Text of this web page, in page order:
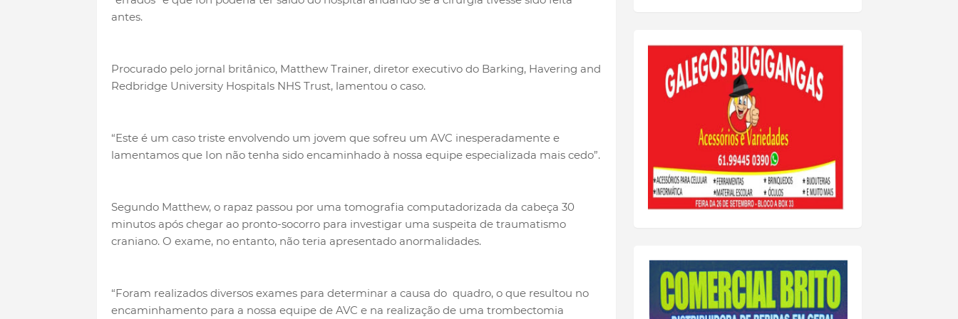
antes.
Procurado pelo jornal britânico, Matthew Trainer, diretor executivo do Barking, Havering and
Redbridge University Hospitals NHS Trust, lamentou o caso.
“Este é um caso triste envolvendo um jovem que sofreu um AVC inesperadamente e
lamentamos que Ion não tenha sido encaminhado à nossa equipe especializada mais cedo”.
Segundo Matthew, o rapaz passou por uma tomografia computadorizada da cabeça 30
minutos após chegar ao pronto-socorro para investigar uma suspeita de traumatismo
craniano. O exame, no entanto, não teria apresentado anormalidades.
“Foram realizados diversos exames para determinar a causa do quadro, o que resultou no
encaminhamento para a nossa equipe de AVC e na realização de uma trombectomia